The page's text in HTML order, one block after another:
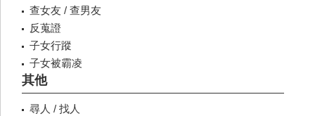
查女友 / 查男友
反蒐證
子女行蹤
子女被霸凌
其他
尋人 / 找人